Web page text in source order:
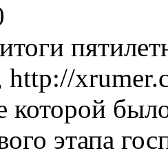
которой
этапа